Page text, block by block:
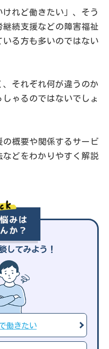
けれど働きたい」、そう
続支援などの障害福祉
る方も多いのではない
それぞれ何が違うのか
ゃるのではないでしょ
概要や関係するサービ
どをわかりやすく解説
してみよう！
働きたい